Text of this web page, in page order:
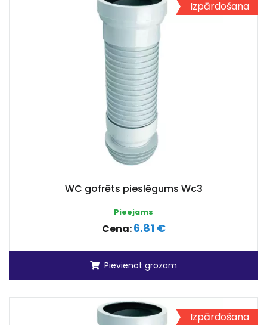
Izpārdošana
WC gofrēts pieslēgums Wc3
Pieejams
Cena:6.81 €
Pievienot grozam
Izpārdošana